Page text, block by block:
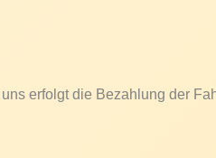
erfolgt die Bezahlung der